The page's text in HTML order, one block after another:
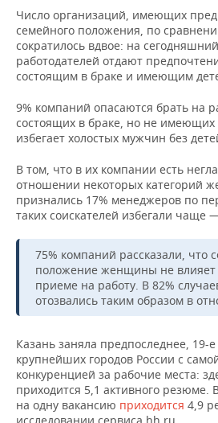
НЕФТЕХИМИЯ
НЕФТЬ
ОПК
ЭНЕРГЕТИКА
РОЗНИЧНАЯ ТОРГОВЛЯ
ТРАНСПОРТ
УСЛУГИ
НОВОСТИ ТЕХНОЛОГИЙ
IT
МЕДИА
ТЕЛЕКОММУНИКАЦИИ
МЕРОПРИЯТИЯ
НОВОСТИ МЕРОПРИЯТИЙ
ВЫЕЗДНАЯ РЕДАКЦИЯ
БИЗНЕС-БРАНЧИ
ONLINE-КОНФЕРЕНЦИИ
ОТКРЫТАЯ ЛЕКЦИЯ
СПОРТ
НОВОСТИ СПОРТА
ФУТБОЛ
ХОККЕЙ
БАСКЕТБОЛ
ВОЛЕЙБОЛ
КИБЕРСПОРТ
ВОДНЫЕ ВИДЫ СПОРТА
ХОККЕЙ С МЯЧОМ
ОБЩЕСТВО
НОВОСТИ ОБЩЕСТВА
ВЛАСТЬ
ИНФРАСТРУКТУРА
ИСТОРИЯ
КУЛЬТУРА
ОБРАЗОВАНИЕ
ПРОИСШЕСТВИЯ
ФОТОГАЛЕРЕЯ
СЮЖЕТЫ
СПРАВОЧНИК
СПИСОК ПЕРСОН
СПИСОК КОМПАНИЙ
ПОЛНАЯ ВЕРСИЯ
Число организаций, имеющих
семейного положения, по
сократилось вдвое: на
работодателей отдают
состоящим в браке и имеющим
9% компаний опасаются брать на
состоящих в браке, но не имеющих
избегает холостых мужчин без
В том, что в их компании есть
отношении некоторых категорий
признались 17% менеджеров по
таких соискателей избегали чаще
75% компаний рассказали, что
положение женщины не
приеме на работу. В 82%
отозвались таким образом в
Казань заняла предпоследнее, 19-
крупнейших городов России с
конкуренцией за рабочие места:
приходится 5,1 активного резюме.
на одну вакансию приходится 4,9